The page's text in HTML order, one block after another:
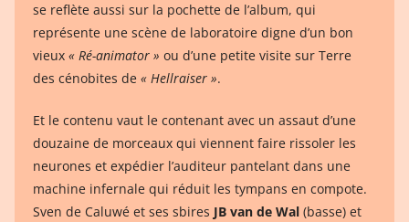
se reflète aussi sur la pochette de l’album, qui
représente une scène de laboratoire digne d’un bon
vieux « Ré-animator » ou d’une petite visite sur Terre
des cénobites de « Hellraiser ».
Et le contenu vaut le contenant avec un assaut d’une
douzaine de morceaux qui viennent faire rissoler les
neurones et expédier l’auditeur pantelant dans une
machine infernale qui réduit les tympans en compote.
Sven de Caluwé et ses sbires JB van de Wal (basse) et